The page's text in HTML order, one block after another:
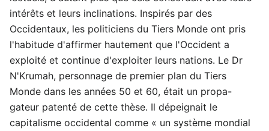
intérêts et leurs inclinations. Inspirés par des
Occidentaux, les politiciens du Tiers Monde ont pris
l'habitude d'affirmer hautement que l'Occident a
exploité et continue d'exploiter leurs nations. Le Dr
N'Krumah, personnage de premier plan du Tiers
Monde dans les années 50 et 60, était un propa-
gateur patenté de cette thèse. Il dépeignait le
capitalisme occidental comme « un système mondial